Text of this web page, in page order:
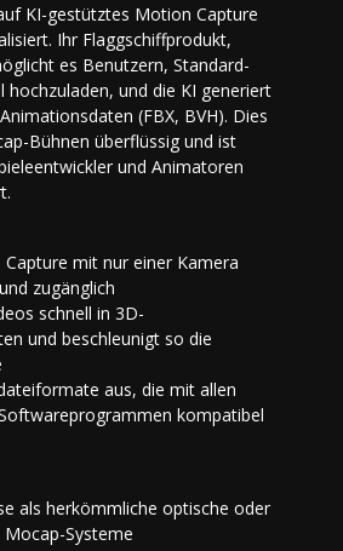
KI-gestütztes Motion Capture
Ihr Flaggschiffprodukt,
es Benutzern, Standard-
hochzuladen, und die KI generiert
(FBX, BVH). Dies
Bühnen überflüssig und ist
und Animatoren
mit nur einer Kamera
zugänglich
schnell in 3D-
und beschleunigt so die
aus, die mit allen
kompatibel
als herkömmliche optische oder
Systeme